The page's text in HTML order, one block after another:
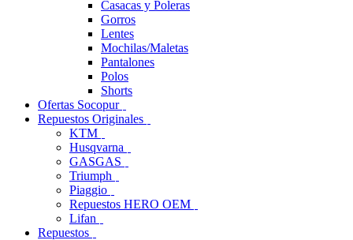
Casacas y Poleras
Gorros
Lentes
Mochilas/Maletas
Pantalones
Polos
Shorts
Ofertas Socopur
Repuestos Originales
KTM
Husqvarna
GASGAS
Triumph
Piaggio
Repuestos HERO OEM
Lifan
Repuestos